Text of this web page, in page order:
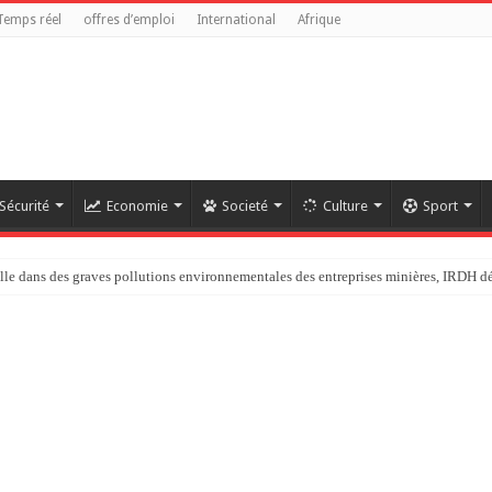
réel offres d’emploi International Afrique
Sécurité Economie Societé Culture Sport
dans des graves pollutions environnementales des entreprises minières, IRDH
de l’OMS appelle à intensifier la riposte